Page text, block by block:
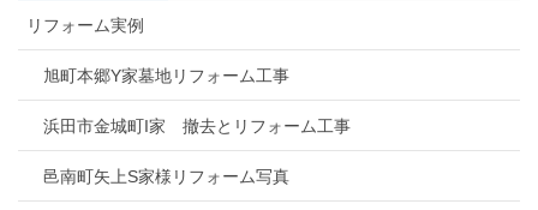
リフォーム実例
旭町本郷Y家墓地リフォーム工事
浜田市金城町I家 撤去とリフォーム工事
邑南町矢上S家様リフォーム写真